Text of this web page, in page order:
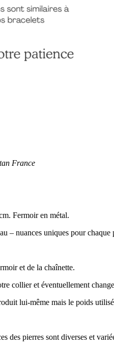
France
Fermoir en métal.
– nuances uniques pour chaque
et de la chaînette.
collier et éventuellement
lui-même mais le poids
des pierres sont diverses et